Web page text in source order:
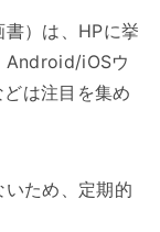
）は、HPに挙
Android/iOSウ
は注目を集め
ため、定期的